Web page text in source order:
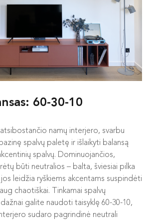
60-30-10
namų interjero, svarbu
spalvų paletę ir išlaikyti balansą
spalvų. Dominuojančios,
būti neutralios – balta, šviesiai pilka
leidžia ryškiems akcentams suspindėti
chaotiškai. Tinkamai spalvų
galite naudoti taisyklę 60-30-10,
sudaro pagrindinė neutrali